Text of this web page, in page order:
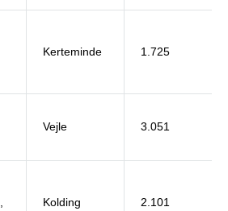
Kerteminde 1.725
Vejle 3.051
Kolding 2.101